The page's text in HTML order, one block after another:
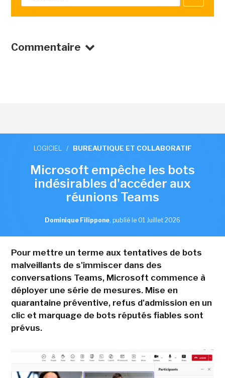
Commentaire
LOGICIEL / BUREAUTIQUE ET COLLABORATIF
Microsoft empêche les bots
indésirables d'accéder aux
réunions Teams
Dominique Filippone, publié le 01 Juillet 2026
Pour mettre un terme aux tentatives de bots
malveillants de s'immiscer dans des
conversations Teams, Microsoft commence à
déployer une série de mesures. Mise en
quarantaine préventive, refus d'admission en un
clic et marquage de bots réputés fiables sont
prévus.